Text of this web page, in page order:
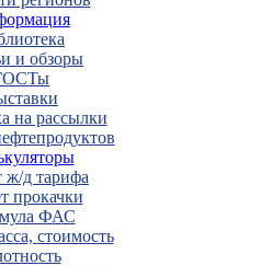
и обзоры
на рассылки
ж/д тарифа
прокачки
ФАС
стоимость